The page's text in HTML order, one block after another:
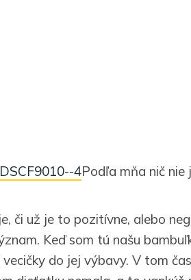
Podľa mňa nič nie
či už je to pozitívne, alebo
Keď som tú našu
do jej výbavy. V tom